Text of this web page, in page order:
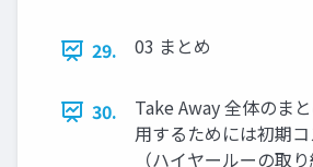
29. 03 まとめ
30.
Take Away 全体のま
用するためには初期
（ハイヤールーの取